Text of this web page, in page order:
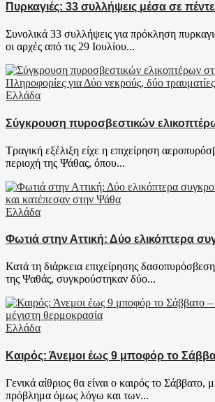
Πυρκαγιές: 33 συλλήψεις μέσα σε
Συνολικά 33 συλλήψεις για πρόκληση
οι αρχές από τις 29 Ιουλίου...
Ελλάδα
Σύγκρουση πυροσβεστικών
Τραγική εξέλιξη είχε η επιχείρηση
περιοχή της Ψάθας, όπου...
Ελλάδα
Φωτιά στην Αττική: Δύο ελικόπτερα
Κατά τη διάρκεια επιχείρησης
της Ψαθάς, συγκρούστηκαν δύο...
Ελλάδα
Καιρός: Άνεμοι έως 9 μποφόρ το
Γενικά αίθριος θα είναι ο καιρός το Σάββατο,
πρόβλημα όμως λόγω και των...